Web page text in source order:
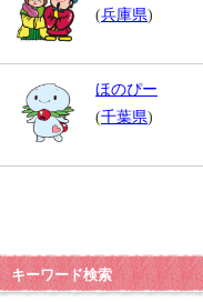
(兵庫県)
ほのぴー
(千葉県)
キーワード検索